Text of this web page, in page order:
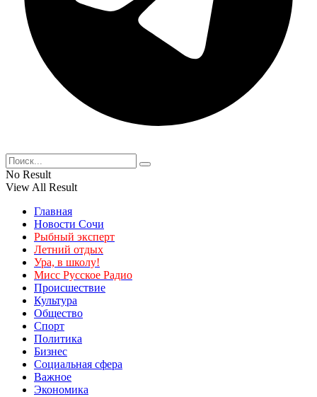
No Result
View All Result
Главная
Новости Сочи
Рыбный эксперт
Летний отдых
Ура, в школу!
Мисс Русское Радио
Происшествие
Культура
Общество
Спорт
Политика
Бизнес
Социальная сфера
Важное
Экономика